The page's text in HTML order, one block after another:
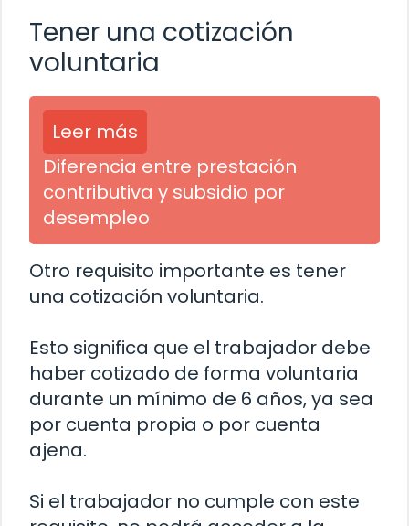
Tener una cotización
voluntaria
Leer más
Diferencia entre prestación
contributiva y subsidio por
desempleo
Otro requisito importante es tener
una cotización voluntaria.
Esto significa que el trabajador debe
haber cotizado de forma voluntaria
durante un mínimo de 6 años, ya sea
por cuenta propia o por cuenta
ajena.
Si el trabajador no cumple con este